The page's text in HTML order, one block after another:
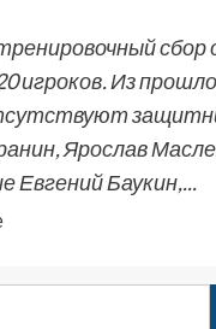
сбор
игроков. Из
Ярослав
Евгений Баукин,...